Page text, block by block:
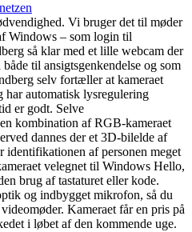
Vi bruger det til møder
Windows – som login til
så klar med et lille webcam der
til ansigtsgenkendelse og som
selv fortæller at kameraet
automatisk lysregulering
er godt. Selve
kombination af RGB-kameraet
dannes der et 3D-bilelde af
identifikationen af personen meget
velegnet til Windows Hello,
brug af tastaturet eller kode.
og indbygget mikrofon, så du
Kameraet får en pris på
i løbet af den kommende uge.